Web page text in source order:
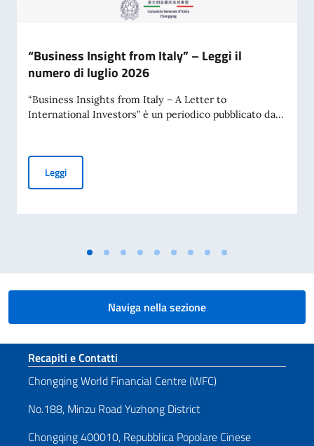
“Business Insight from Italy” – Leggi il
numero di luglio 2026
“Business Insights from Italy – A Letter to
International Investors” è un periodico pubblicato da...
Leggi“Business Insight from Italy” – Leggi il numero di luglio
Naviga nella sezione
Sezione footer
Recapiti e Contatti
Chongqing World Financial Centre (WFC)
No.188, Minzu Road Yuzhong District
Chongqing 400010, Repubblica Popolare Cinese